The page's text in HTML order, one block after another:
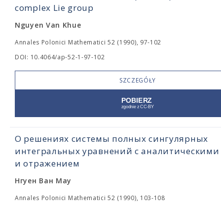
complex Lie group
Nguyen Van Khue
Annales Polonici Mathematici 52 (1990), 97-102
DOI: 10.4064/ap-52-1-97-102
SZCZEGÓŁY
О решениях системы полных сингулярных
интегральных уравнений с
и отражением
Нгуен Ван Мау
Annales Polonici Mathematici 52 (1990), 103-108